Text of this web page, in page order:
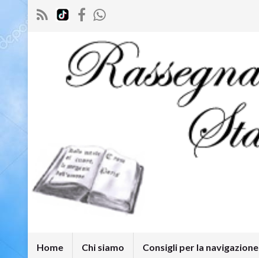
Home Chi siamo Consigli per la navigazione